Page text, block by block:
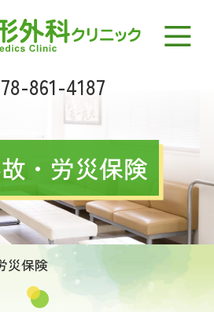
861-4187
災保険
・労災保険